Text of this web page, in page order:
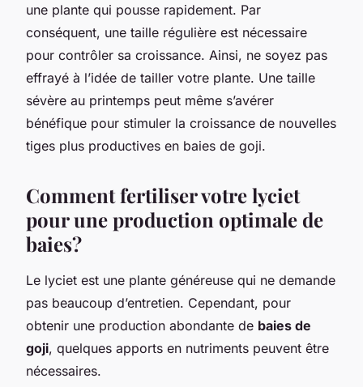
une plante qui pousse rapidement. Par
conséquent, une taille régulière est nécessaire
pour contrôler sa croissance. Ainsi, ne soyez pas
effrayé à l’idée de tailler votre plante. Une taille
sévère au printemps peut même s’avérer
bénéfique pour stimuler la croissance de nouvelles
tiges plus productives en baies de goji.
Comment fertiliser votre lyciet
pour une production optimale de
baies?
Le lyciet est une plante généreuse qui ne demande
pas beaucoup d’entretien. Cependant, pour
obtenir une production abondante de baies de
goji, quelques apports en nutriments peuvent être
nécessaires.